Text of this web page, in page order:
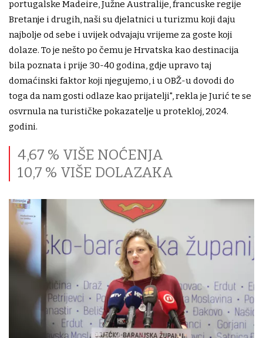
portugalske Madeire, Južne Australije, francuske regije
Bretanje i drugih, naši su djelatnici u turizmu koji daju
najbolje od sebe i uvijek odvajaju vrijeme za goste koji
dolaze. To je nešto po čemu je Hrvatska kao destinacija
bila poznata i prije 30-40 godina, gdje upravo taj
domaćinski faktor koji njegujemo, i u OBŽ-u dovodi do
toga da nam gosti odlaze kao prijatelji", rekla je Jurić te se
osvrnula na turističke pokazatelje u protekloj, 2024.
godini.
4,67 % VIŠE NOĆENJA
10,7 % VIŠE DOLAZAKA